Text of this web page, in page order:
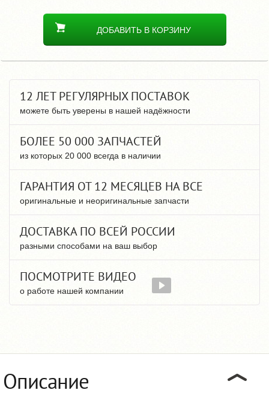
ДОБАВИТЬ В КОРЗИНУ
12 ЛЕТ РЕГУЛЯРНЫХ ПОСТАВОК
можете быть уверены в нашей надёжности
БОЛЕЕ 50 000 ЗАПЧАСТЕЙ
из которых 20 000 всегда в наличии
ГАРАНТИЯ ОТ 12 МЕСЯЦЕВ НА ВСЕ
оригинальные и неоригинальные запчасти
ДОСТАВКА ПО ВСЕЙ РОССИИ
разными способами на ваш выбор
ПОСМОТРИТЕ ВИДЕО
о работе нашей компании
Описание